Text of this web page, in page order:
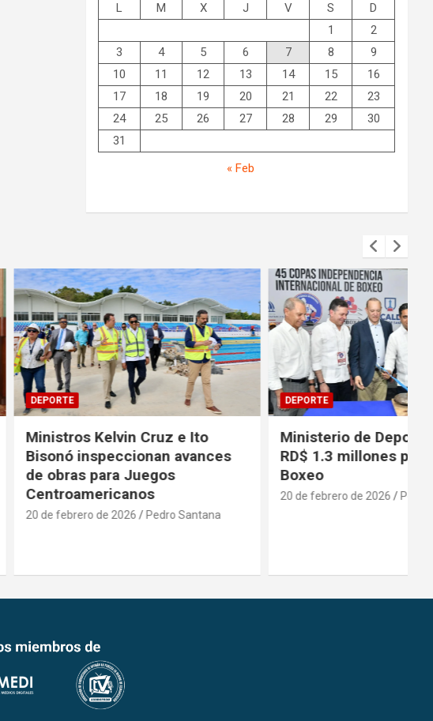
L M X J V S
D
1
2
3
4 5 6 7 8
9
10
11 12 13 14 15
16
17
18 19 20 21 22
23
24
25 26 27 28 29
30
31
« Feb
Cruz e Ito
avances
Juegos
2026 Pedro Santana
DEPORTE
Ministerio de Deporte aporta
RD$ 1.3 millones para Copa de
Boxeo
20 de febrero de 2026 Pedro Santana